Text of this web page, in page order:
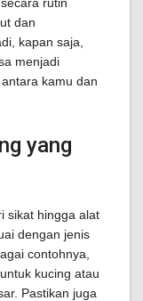
dan
kapan saja,
menjadi
kamu dan
yang
sikat hingga alat
dengan jenis
contohnya,
kucing atau
Pastikan juga